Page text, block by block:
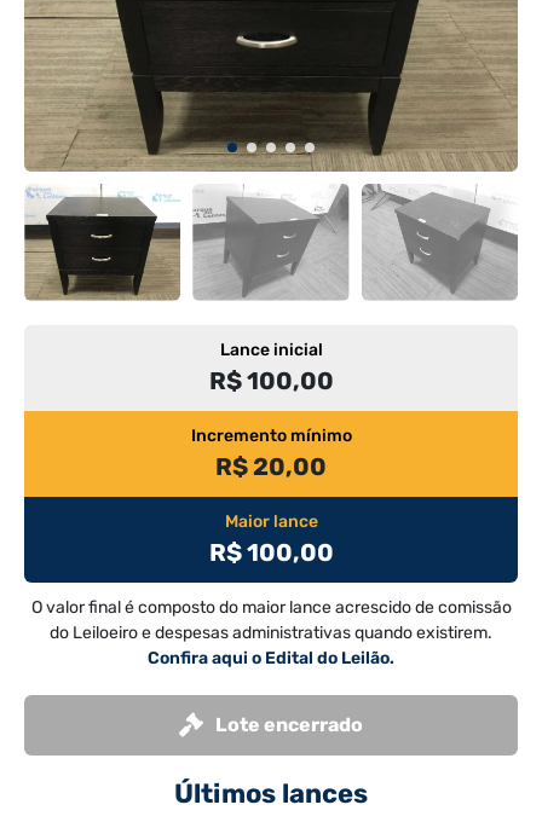
Lance inicial
R$ 100,00
Incremento mínimo
R$ 20,00
Maior lance
R$ 100,00
O valor final é composto do maior lance acrescido de comissão
do Leiloeiro e despesas administrativas quando existirem.
Confira aqui o Edital do Leilão.
Lote encerrado
Últimos lances